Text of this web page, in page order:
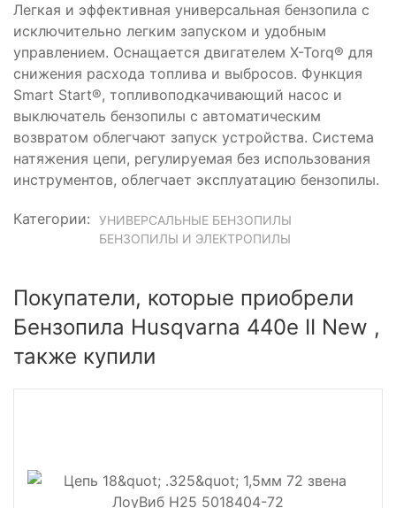
Легкая и эффективная универсальная бензопила с
исключительно легким запуском и удобным
управлением. Оснащается двигателем X-Torq® для
снижения расхода топлива и выбросов. Функция
Smart Start®, топливоподкачивающий насос и
выключатель бензопилы с автоматическим
возвратом облегчают запуск устройства. Система
натяжения цепи, регулируемая без использования
инструментов, облегчает эксплуатацию бензопилы.
Категории:
УНИВЕРСАЛЬНЫЕ БЕНЗОПИЛЫ
БЕНЗОПИЛЫ И ЭЛЕКТРОПИЛЫ
Покупатели, которые приобрели
Бензопила Husqvarna 440e II New ,
также купили